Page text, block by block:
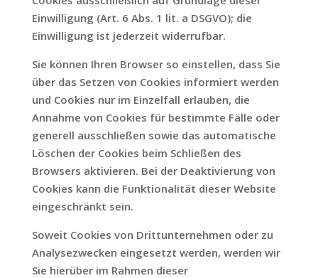
Einwilligung (Art. 6 Abs. 1 lit. a DSGVO); die
Einwilligung ist jederzeit widerrufbar.
Sie können Ihren Browser so einstellen, dass Sie
über das Setzen von Cookies informiert werden
und Cookies nur im Einzelfall erlauben, die
Annahme von Cookies für bestimmte Fälle oder
generell ausschließen sowie das automatische
Löschen der Cookies beim Schließen des
Browsers aktivieren. Bei der Deaktivierung von
Cookies kann die Funktionalität dieser Website
eingeschränkt sein.
Soweit Cookies von Drittunternehmen oder zu
Analysezwecken eingesetzt werden, werden wir
Sie hierüber im Rahmen dieser